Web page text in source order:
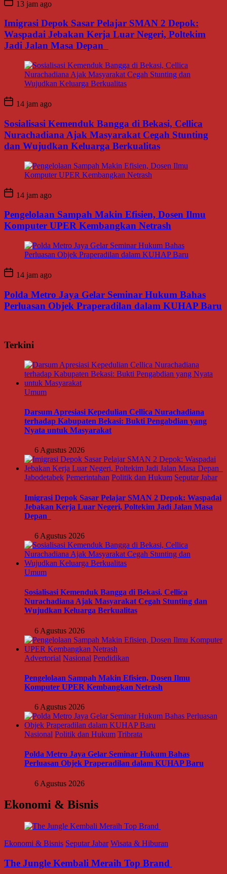
13 jam ago
Imigrasi Depok Sasar Pelajar SMAN 2 Depok:
Waspadai Jebakan Kerja Luar Negeri, Poltekim
Jadi Jalan Masa Depan
14 jam ago
Sosialisasi Kemenduk Bangga di Bekasi, Cellica
Nurachadiana Ajak Masyarakat Cegah Stunting
dan Wujudkan Keluarga Berkualitas
14 jam ago
Pengelolaan Sampah Makin Efisien, Dosen Ilmu
Komputer UPER Kembangkan Netrash
14 jam ago
Polda Metro Jaya Gelar Seminar Hukum Bahas
Perluasan Objek Praperadilan dalam KUHAP Baru
Terkini
Umum
Darsum Apresiasi Kepedulian Cellica Nurachadiana
terhadap Kabupaten Bekasi: Bukti Pengabdian yang
Nyata untuk Masyarakat
6 Agustus 2026
Jabodetabek Pemerintahan Politik dan Hukum Seputar Jabar
Imigrasi Depok Sasar Pelajar SMAN 2 Depok: Waspadai
Jebakan Kerja Luar Negeri, Poltekim Jadi Jalan Masa
Depan
6 Agustus 2026
Umum
Sosialisasi Kemenduk Bangga di Bekasi, Cellica
Nurachadiana Ajak Masyarakat Cegah Stunting dan
Wujudkan Keluarga Berkualitas
6 Agustus 2026
Advertorial Nasional Pendidikan
Pengelolaan Sampah Makin Efisien, Dosen Ilmu
Komputer UPER Kembangkan Netrash
6 Agustus 2026
Nasional Politik dan Hukum Tribrata
Polda Metro Jaya Gelar Seminar Hukum Bahas
Perluasan Objek Praperadilan dalam KUHAP Baru
6 Agustus 2026
Ekonomi & Bisnis
Ekonomi & Bisnis Seputar Jabar Wisata & Hiburan
The Jungle Kembali Meraih Top Brand